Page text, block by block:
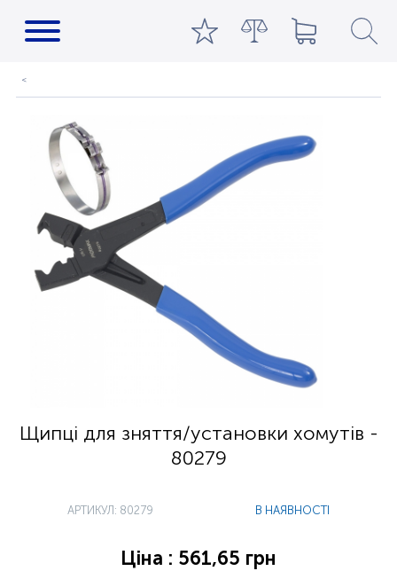
Щипці для зняття/установки хомутів -
80279
АРТИКУЛ: 80279 В НАЯВНОСТІ
Ціна : 561,65 грн